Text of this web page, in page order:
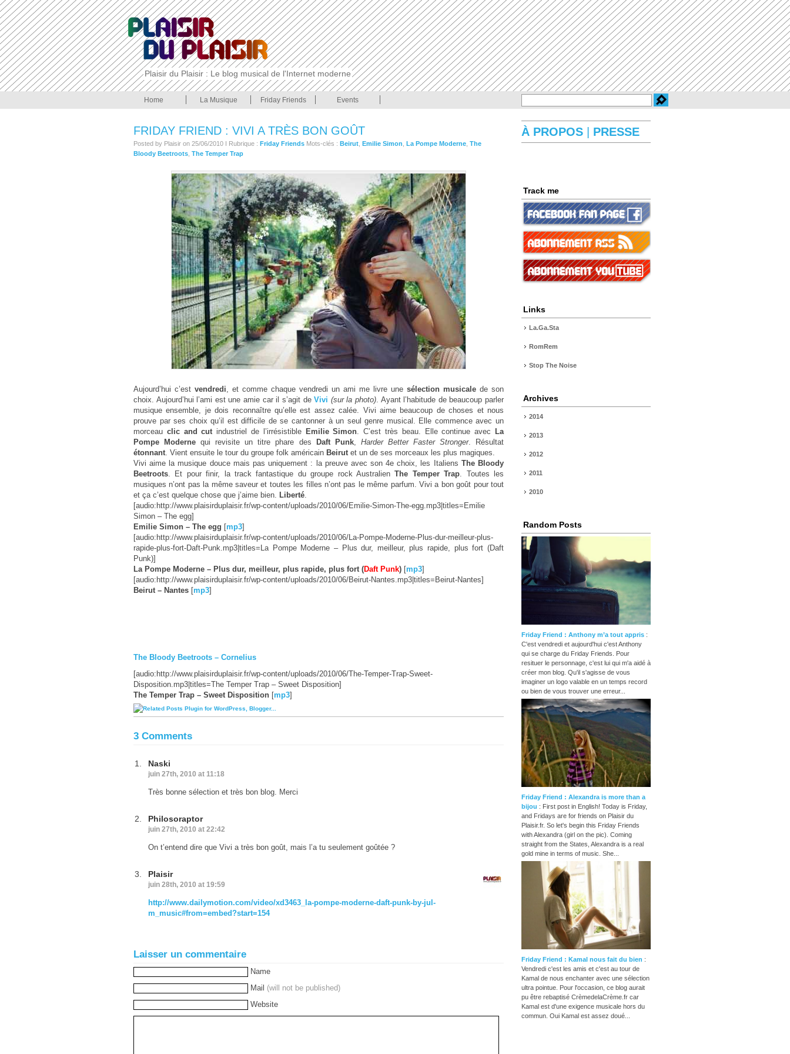
Plaisir du Plaisir : Le blog musical de l'Internet moderne
Home La Musique Friday Friends Events
FRIDAY FRIEND : VIVI A TRÈS BON GOÛT
Posted by Plaisir on 25/06/2010 I Rubrique : Friday Friends Mots-clés : Beirut Emilie Simon La Pompe Moderne The
Bloody Beetroots The Temper Trap
Aujourd’hui c’est vendredi, et comme chaque vendredi un ami me livre une sélection musicale de son
choix. Aujourd’hui l’ami est une amie car il s’agit deVivi (sur la photo). Ayant l’habitude de beaucoup parler
musique ensemble, je dois reconnaître qu’elle est assez calée. Vivi aime beaucoup de choses et nous
prouve par ses choix qu’il est difficile de se cantonner à un seul genre musical. Elle commence avec un
morceau clic and cutindustriel de l’irrésistible Emilie Simon. C’est très beau. Elle continue avec
La
Pompe Modernequi revisite un titre phare des Daft Punk, Harder Better Faster Stronger. Résultat
étonnant. Vient ensuite le tour du groupe folk américain Beirutet un de ses morceaux les plus magiques.
Vivi aime la musique douce mais pas uniquement : la preuve avec son 4e choix, les Italiens The Bloody
Beetroots. Et pour finir, la track fantastique du groupe rock AustralienThe Temper Trap. Toutes les
musiques n’ont pas la même saveur et toutes les filles n’ont pas le même parfum. Vivi a bon goût pour tout
et ça c’est quelque chose que j’aime bien. Liberté.
[audio:http://www.plaisirduplaisir.fr/wp-content/uploads/2010/06/Emilie-Simon-The-egg.mp3|titles=Emilie
Simon – The egg]
Emilie Simon – The egg [mp3]
[audio:http://www.plaisirduplaisir.fr/wp-content/uploads/2010/06/La-Pompe-Moderne-Plus-dur-meilleur-plus-
rapide-plus-fort-Daft-Punk.mp3|titles=La Pompe Moderne – Plus dur, meilleur, plus rapide, plus fort (Daft
Punk)]
La Pompe Moderne – Plus dur, meilleur, plus rapide, plus fort (Daft Punk) [mp3]
[audio:http://www.plaisirduplaisir.fr/wp-content/uploads/2010/06/Beirut-Nantes.mp3|titles=Beirut-Nantes]
Beirut – Nantes [mp3]
The Bloody Beetroots – Cornelius
[audio:http://www.plaisirduplaisir.fr/wp-content/uploads/2010/06/The-Temper-Trap-Sweet-
Disposition.mp3|titles=The Temper Trap – Sweet Disposition]
The Temper Trap – Sweet Disposition [mp3]
3 Comments
Naski
juin 27th, 2010 at 11:18
Très bonne sélection et très bon blog. Merci
Philosoraptor
juin 27th, 2010 at 22:42
On t’entend dire que Vivi a très bon goût, mais l’a tu seulement goûtée ?
Plaisir
juin 28th, 2010 at 19:59
http://www.dailymotion.com/video/xd3463_la-pompe-moderne-daft-punk-by-jul-
m_music#from=embed?start=154
Laisser un commentaire
Name
Mail (will not be published)
Website
À PROPOS PRESSE
Track me
Links
La.Ga.Sta
RomRem
Stop The Noise
Archives
2014
2013
2012
2011
2010
Random Posts
Friday Friend : Anthony m’a tout appris :
C'est vendredi et aujourd'hui c'est Anthony
qui se charge du Friday Friends. Pour
resituer le personnage, c'est lui qui m'a aidé à
créer mon blog. Qu'il s'agisse de vous
imaginer un logo valable en un temps record
ou bien de vous trouver une erreur...
Friday Friend : Alexandra is more than a
bijou : First post in English! Today is Friday,
and Fridays are for friends on Plaisir du
Plaisir.fr. So let's begin this Friday Friends
with Alexandra (girl on the pic). Coming
straight from the States, Alexandra is a real
gold mine in terms of music. She...
Friday Friend : Kamal nous fait du bien :
Vendredi c'est les amis et c'est au tour de
Kamal de nous enchanter avec une sélection
ultra pointue. Pour l'occasion, ce blog aurait
pu être rebaptisé CrèmedelaCrème.fr car
Kamal est d'une exigence musicale hors du
commun. Oui Kamal est assez doué...